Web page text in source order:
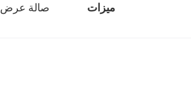
ميزات صالة عرض